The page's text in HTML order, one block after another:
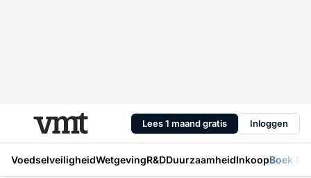
Lees 1 maand gratis Inloggen
VoedselveiligheidWetgevingR&DDuurzaamheidInkoopBoek